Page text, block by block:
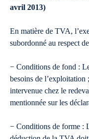
avril 2013)
En matière de TVA,
subordonné au respect
− Conditions de fond :
besoins de
intervenue chez le
mentionnée sur les
− Conditions de forme :